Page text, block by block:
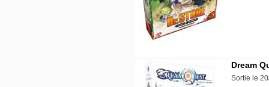
Dream
Sortie le